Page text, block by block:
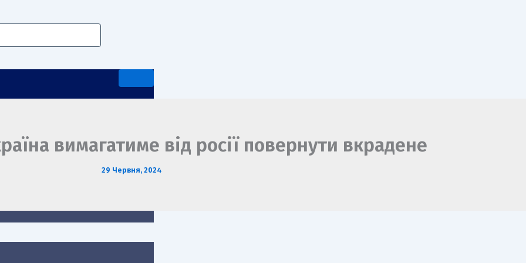
вимагатиме від росії повернути вкрадене
29 Червня, 2024